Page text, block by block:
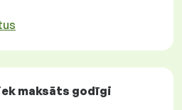
maksāts godīgi